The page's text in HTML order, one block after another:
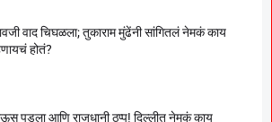
वाद चिघळला; तुकाराम मुंढेंनी सांगितलं नेमकं काय
होतं?
पडला आणि राजधानी ठप्प! दिल्लीत नेमकं काय